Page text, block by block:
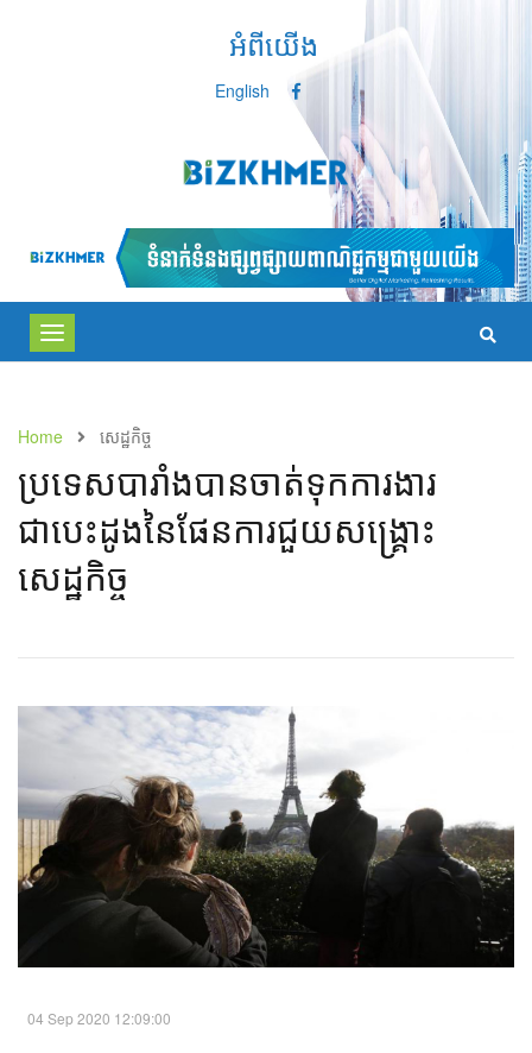
អំពីយើង
English
Toggle
navigation
Home សេដ្ឋកិច្ច
ប្រទេសបារាំងបានចាត់ទុកការងារ
ជាបេះដូងនៃផែនការជួយសង្គ្រោះ
សេដ្ឋកិច្ច​
04 Sep 2020 12:09:00